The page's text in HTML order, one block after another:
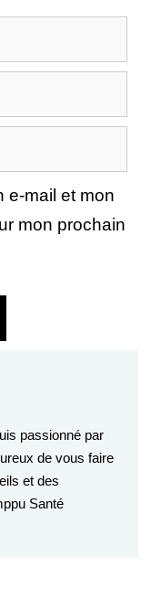
e-mail et mon
mon prochain
passionné par
de vous faire
et des
Santé